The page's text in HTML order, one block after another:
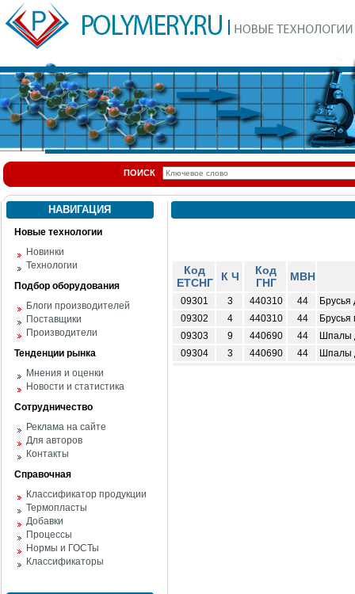
ПОИСК
НАВИГАЦИЯ
Новые технологии
Новинки
Технологии
Подбор оборудования
Блоги производителей
Поставщики
Производители
Тенденции рынка
Мнения и оценки
Новости и статистика
Сотрудничество
Реклама на сайте
Для авторов
Контакты
Справочная
Классификатор продукции
Термопласты
Добавки
Процессы
Нормы и ГОСТы
Классификаторы
Код
ЕТСНГ
К Ч
Код
ГНГ
МВН
09301 3 440310 44
09302
4 440310 44
09303
9 440690 44
Шпалы
09304
3 440690 44 Шпалы